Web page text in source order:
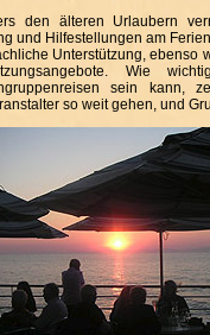
den älteren Urlaubern
und Hilfestellungen am
Unterstützung, ebenso
Wie
sein kann,
so weit gehen, und